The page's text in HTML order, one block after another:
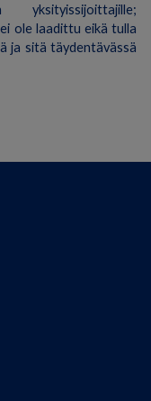
ole laadittu eikä tulla
ja sitä täydentävässä